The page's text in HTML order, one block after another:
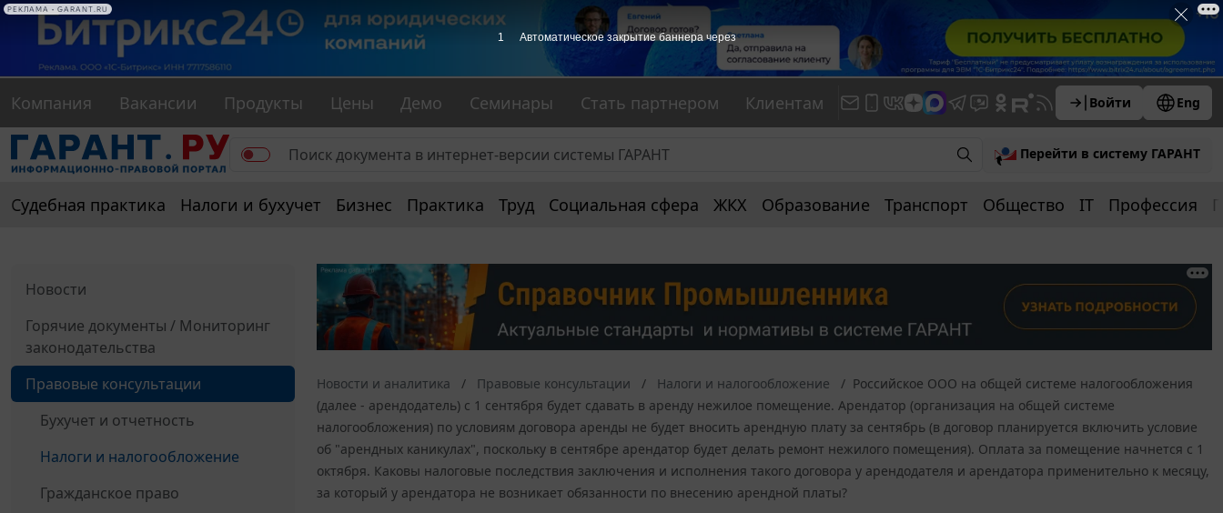
Компания Вакансии Продукты Цены Демо Семинары Стать партнером Клиентам Войти Eng
Перейти в систему ГАРАНТ
Судебная практика Налоги и бухучет Бизнес Практика Труд Социальная сфера ЖКХ Образование Транспорт Общество IT Профессия
Новости
Горячие документы / Мониторинг
законодательства
Правовые консультации
Бухучет и отчетность
Налоги и налогообложение
Гражданское право
Новости и аналитика Правовые консультации Налоги и налогообложение
Российское ООО на общей системе налогообложения
(далее - арендодатель) с 1 сентября будет сдавать в аренду нежилое помещение. Арендатор (организация на общей системе
налогообложения) по условиям договора аренды не будет вносить арендную плату за сентябрь (в договор планируется включить условие
об "арендных каникулах", поскольку в сентябре арендатор будет делать ремонт нежилого помещения). Оплата за помещение начнется с 1
октября. Каковы налоговые последствия заключения и исполнения такого договора у арендодателя и арендатора применительно к месяцу,
за который у арендатора не возникает обязанности по внесению арендной платы?
1 Автоматическое закрытие баннера через
РЕКЛАМА • GARANT.RU